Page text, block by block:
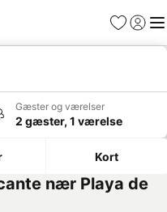
Favoritter
Log ind
Gæster og værelser
2 gæster, 1 værelse
Kort
nær Playa de